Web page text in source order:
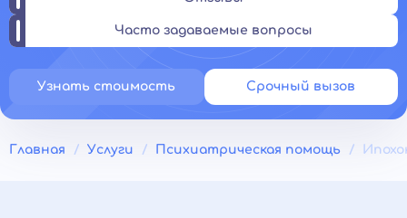
Часто задаваемые вопросы
Узнать стоимость Срочный вызов
Главная Услуги Психиатрическая помощь